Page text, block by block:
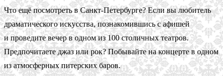
Что ещё посмотреть в Санкт-Петербурге? Если вы любитель
драматического искусства, познакомившись с афишей
и проведите вечер в одном из 100 столичных театров.
Предпочитаете джаз или рок? Побывайте на концерте в одном
из атмосферных питерских баров.